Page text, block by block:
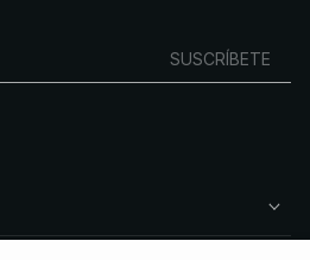
SUSCRÍBETE